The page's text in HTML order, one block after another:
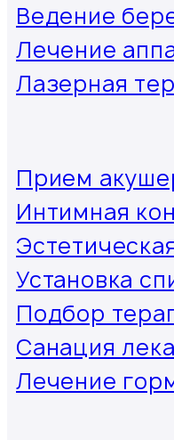
Ведение
Лечение
Лазерная
Прием
Интимная
Установка
Подбор
Санация
Лечение